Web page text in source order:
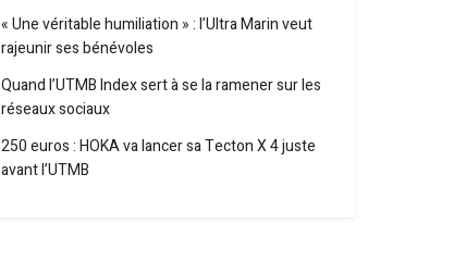
« Une véritable humiliation » : l’Ultra Marin veut
rajeunir ses bénévoles
Quand l’UTMB Index sert à se la ramener sur les
réseaux sociaux
250 euros : HOKA va lancer sa Tecton X 4 juste
avant l’UTMB